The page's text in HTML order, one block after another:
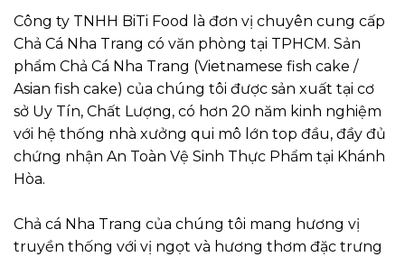
Công ty TNHH BiTi Food là đơn vị chuyên cung cấp
Chả Cá Nha Trang có văn phòng tại TPHCM. Sản
phẩm Chả Cá Nha Trang (Vietnamese fish cake /
Asian fish cake) của chúng tôi được sản xuất tại cơ
sở Uy Tín, Chất Lượng, có hơn 20 năm kinh nghiệm
với hệ thống nhà xưởng qui mô lớn top đầu, đầy đủ
chứng nhận An Toàn Vệ Sinh Thực Phẩm tại Khánh
Hòa.
Chả cá Nha Trang của chúng tôi mang hương vị
truyền thống với vị ngọt và hương thơm đặc trưng